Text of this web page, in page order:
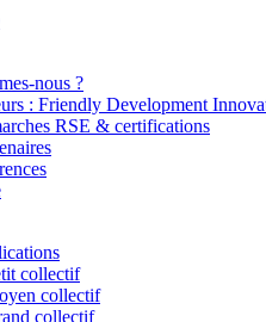
nous ?
: Friendly Development
RSE & certifications
collectif
collectif
collectif